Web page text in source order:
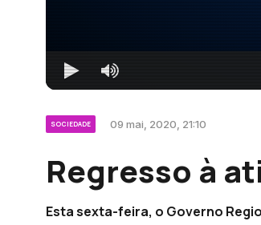
SOCIEDADE 09 mai, 2020, 21:10
Regresso à
Esta sexta-feira, o Governo